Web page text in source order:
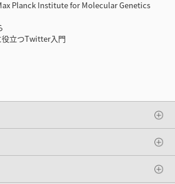
Planck Institute for Molecular Genetics
役立つTwitter入門